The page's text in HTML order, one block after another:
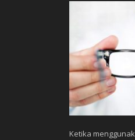
Ketika